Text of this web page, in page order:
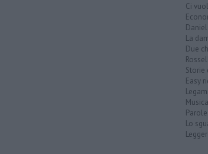
Ci
La
Due
Storie
Easy
Lo